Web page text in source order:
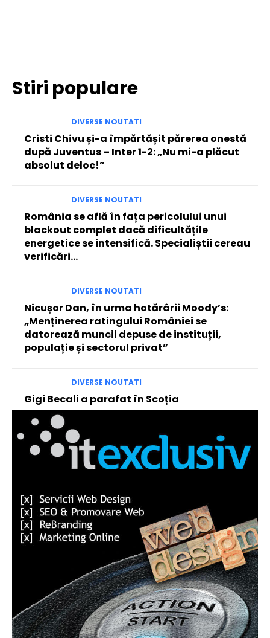
Stiri populare
DIVERSE NOUTATI
Cristi Chivu și-a împărtășit părerea onestă
după Juventus – Inter 1-2: „Nu mi-a plăcut
absolut deloc!”
DIVERSE NOUTATI
România se află în fața pericolului unui
blackout complet dacă dificultățile
energetice se intensifică. Specialiștii cereau
verificări…
DIVERSE NOUTATI
Nicușor Dan, în urma hotărârii Moody’s:
„Menținerea ratingului României se
datorează muncii depuse de instituții,
populație și sectorul privat”
DIVERSE NOUTATI
Gigi Becali a parafat în Scoția